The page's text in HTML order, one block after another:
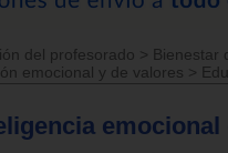
del profesorado > Bienestar
emocional y de valores >
emocional